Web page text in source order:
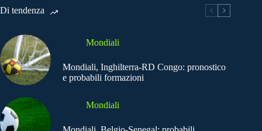
Di tendenza
Mondiali
Mondiali, Inghilterra-RD Congo: pronostico
e probabili formazioni
Mondiali